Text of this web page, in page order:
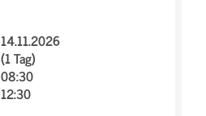
14.11.2026
(1 Tag)
08:30
12:30